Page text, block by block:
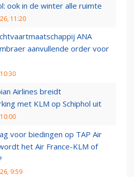
ook in de winter alle ruimte
11:20
ANA
aanvullende order voor
Airlines breidt
met KLM op Schiphol uit
voor biedingen op TAP Air
het Air France-KLM of
9:59